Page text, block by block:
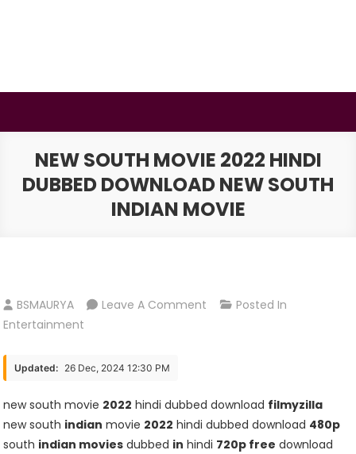
NEW SOUTH MOVIE 2022 HINDI
DUBBED DOWNLOAD NEW SOUTH
INDIAN MOVIE
BSMAURYA Leave A Comment On
Hindi
Dubbed
Download
Posted In
Entertainment
Updated: 26 Dec, 2024 12:30 PM
new south movie 2022 hindi dubbed download filmyzilla
new south indian movie 2022 hindi dubbed download 480p
south indian movies dubbed in hindi 720p free download